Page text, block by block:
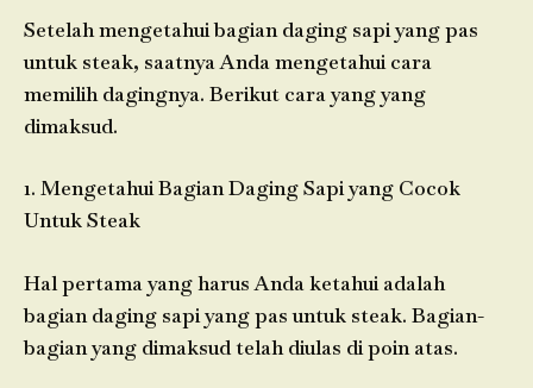
Setelah mengetahui bagian daging sapi yang pas
untuk steak, saatnya Anda mengetahui cara
memilih dagingnya. Berikut cara yang yang
dimaksud.
1. Mengetahui Bagian Daging Sapi yang Cocok
Untuk Steak
Hal pertama yang harus Anda ketahui adalah
bagian daging sapi yang pas untuk steak. Bagian-
bagian yang dimaksud telah diulas di poin atas.